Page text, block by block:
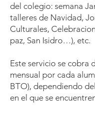
del colegio: semana
talleres de Navidad,
Culturales,
paz, San Isidro…), etc.
Este servicio se cobra
mensual por cada
BTO), dependiendo
en el que se